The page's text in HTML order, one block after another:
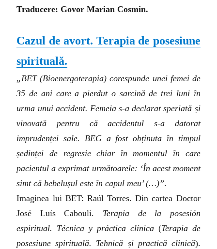
Traducere: Govor Marian Cosmin.
Cazul de avort. Terapia de posesiune
spirituală.
„BET (Bioenergoterapia) corespunde unei femei de
35 de ani care a pierdut o sarcină de trei luni în
urma unui accident. Femeia s-a declarat speriată și
vinovată pentru că accidentul s-a datorat
imprudenței sale. BEG a fost obținuta în timpul
ședinței de regresie chiar în momentul în care
pacientul a exprimat următoarele: ‘În acest moment
simt că bebelușul este în capul meu’ (…)”.
Imaginea lui BET: Raúl Torres. Din cartea Doctor
José Luís Cabouli. Terapia de la posesión
espiritual. Técnica y práctica clínica(Terapia de
posesiune spirituală. Tehnică și practică clinică).